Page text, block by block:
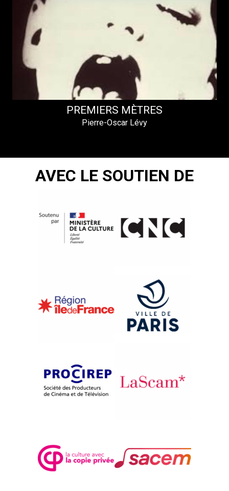
PREMIERS MÈTRES
Pierre-Oscar Lévy
AVEC LE SOUTIEN DE